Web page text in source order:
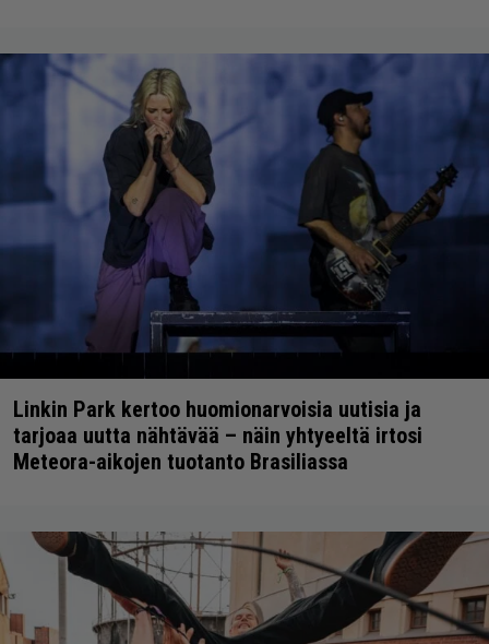
Linkin Park kertoo huomionarvoisia uutisia ja
tarjoaa uutta nähtävää – näin yhtyeeltä irtosi
Meteora-aikojen tuotanto Brasiliassa